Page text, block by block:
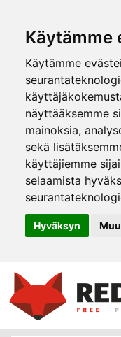
Käytämme
Käytämme
näyttääksemme
mainoksia,
sekä
käyttäjiemme
selaamista
Hyväksyn